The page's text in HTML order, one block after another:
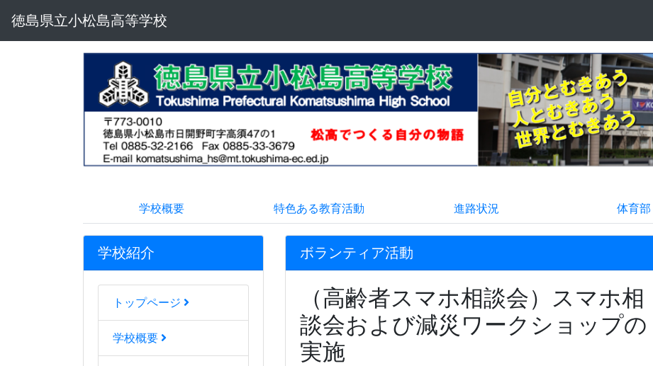
徳島県立小松島高等学校
学校概要 特色ある教育活動 進路状況 体育部
学校紹介
トップページ
学校概要
ボランティア活動
（高齢者スマホ相談会）スマホ相
談会および減災ワークショップの
実施